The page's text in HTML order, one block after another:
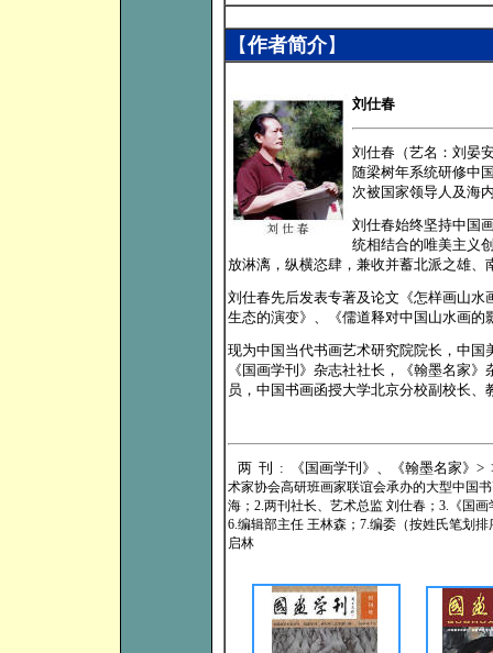
【作者简介】
刘仕春
刘仕春（艺名：刘晏
随梁树年系统研修中
次被国家领导人及海
刘仕春始终坚持中国
统相结合的唯美主义
放淋漓，纵横恣肆，兼收并蓄北派之雄
刘仕春先后发表专著及论文《怎样画山水
生态的演变》、《儒道释对中国山水画的
现为中国当代书画艺术研究院院长，中
《国画学刊》杂志社社长，《翰墨名家
员，中国书画函授大学北京分校副校长、
两刊: 《国画学刊》、《翰墨名家》
术家协会高研班画家联谊会承办的大型中国
海；2.两刊社长、艺术总监 刘仕春；3.《国
6.编辑部主任 王林森；7.编委（按姓氏笔划
启林